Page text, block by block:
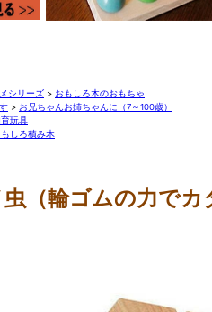
シリーズ > おもしろ木のおもちゃ
> お兄ちゃんお姉ちゃんに（7～100歳）
玩具
もしろ積み木
（輪ゴムの力で